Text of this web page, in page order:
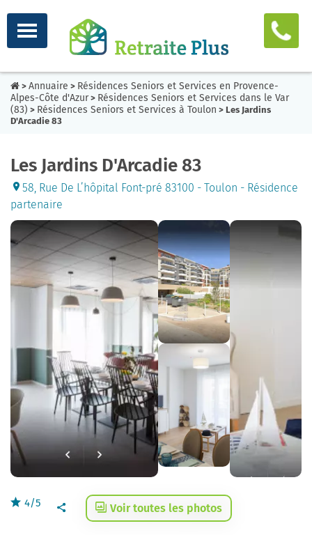
> Annuaire > Résidences Seniors et Services en Provence-
Alpes-Côte d'Azur> Résidences Seniors et Services dans le Var
(83) > Résidences Seniors et Services à Toulon > Les Jardins
D'Arcadie 83
Les Jardins D'Arcadie 83
58, Rue De L’hôpital Font-pré 83100 - Toulon - Résidence
partenaire
4/5 Voir toutes les photos